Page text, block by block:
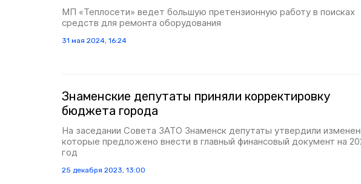
МП «Теплосети» ведет большую претензионную работу в поисках
средств для ремонта оборудования
31 мая 2024, 16:24
Знаменские депутаты приняли корректировку
бюджета города
На заседании Совета ЗАТО Знаменск депутаты утвердили
которые предложено внести в главный финансовый документ на
год
25 декабря 2023, 13:00